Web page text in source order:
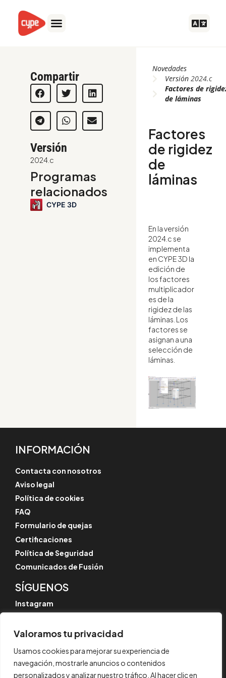
Valoramos tu privacidad
Usamos cookies para mejorar su experiencia de
navegación, mostrarle anuncios o contenidos
personalizados y analizar nuestro tráfico. Al hacer clic en
contenido
Compartir
Versión
2024.c
Programas
relacionados
CYPE 3D
Novedades
Versión2024.c
Factores de
de láminas
Factores
de rigidez
de
láminas
En la versión
2024.c se
implementa
en CYPE 3D la
edición de
los factores
multiplicador
es de la
rigidez de las
láminas. Los
factores se
asignan a una
selección de
láminas.
INFORMACIÓN
Contacta con nosotros
Aviso legal
Política de cookies
FAQ
Formulario de quejas
Certificaciones
Política de Seguridad
Comunicados de Fusión
SÍGUENOS
Instagram
YouTube
© CYPE Ingenieros, S.A.